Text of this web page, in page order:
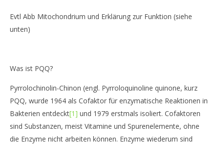
Evtl Abb Mitochondrium und Erklärung zur Funktion (siehe
unten)
Was ist PQQ?
Pyrrolochinolin-Chinon (engl. Pyrroloquinoline quinone, kurz
PQQ, wurde 1964 als Cofaktor für enzymatische Reaktionen in
Bakterien entdeckt[1] und 1979 erstmals isoliert. Cofaktoren
sind Substanzen, meist Vitamine und Spurenelemente, ohne
die Enzyme nicht arbeiten können. Enzyme wiederum sind